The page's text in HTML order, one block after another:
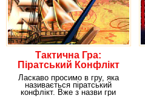
Тактична Гра:
Піратський Конфлікт
Ласкаво просимо в гру, яка
називається піратський
конфлікт. Вже з назви гри